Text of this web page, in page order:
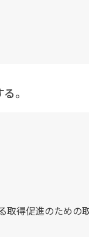
。
取得促進のための